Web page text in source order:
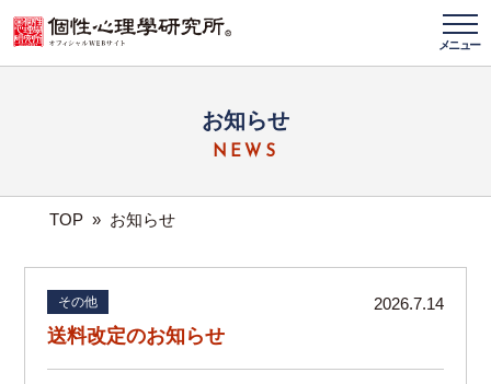
メニュー
お知らせ
NEWS
TOP » お知らせ
その他 2026.7.14
送料改定のお知らせ